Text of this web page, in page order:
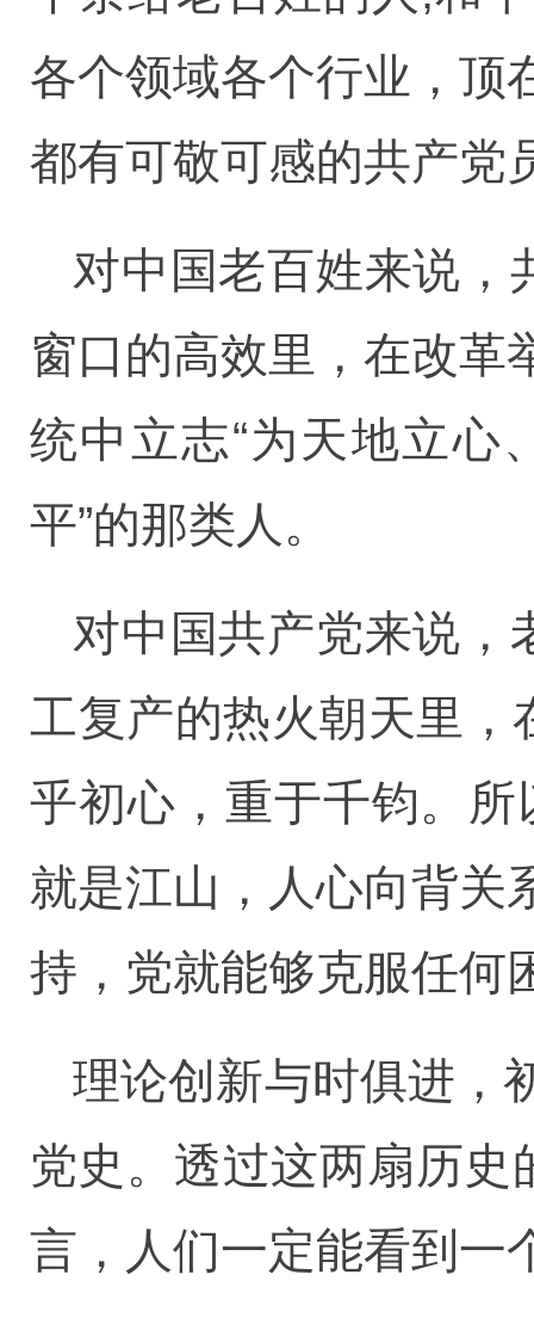
各个领域各个行业，顶
都有可敬可感的共产党
对中国老百姓来说，
窗口的高效里，在改
统中立志“为天地立心
平”的那类人。
对中国共产党来说，
工复产的热火朝天里
乎初心，重于千钧。
就是江山，人心向背关
持，党就能够克服任何
理论创新与时俱进，
党史。透过这两扇历史
言，人们一定能看到一